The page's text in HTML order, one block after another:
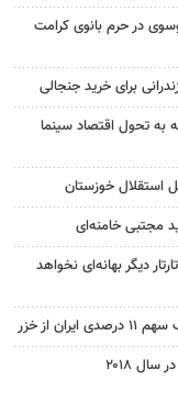
در حرم بانوی کرامت
برای خرید جنجالی
به تحول اقتصاد سینما
استقلال خوزستان
مجتبی خامنه‌ای
دیگر بهانه‌ای نخواهد
از خزر
۲۰۱۸